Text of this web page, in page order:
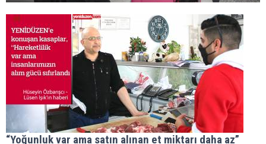
“Yoğunluk var ama satın alınan et miktarı daha az”